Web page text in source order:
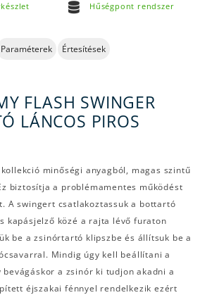
Hűségpont rendszer
Paraméterek Értesítések
FLASH SWINGER
LÁNCOS PIROS
minőségi anyagból, magas szintű
biztosítja a problémamentes működést
A swingert csatlakoztassuk a bottartó
kapásjelző közé a rajta lévő furaton
be a zsinórtartó klipszbe és állítsuk be a
Mindig úgy kell beállítani a
a zsinór ki tudjon akadni a
éjszakai fénnyel rendelkezik ezért